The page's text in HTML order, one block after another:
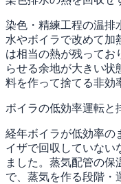
染色・精練工程の温排
水やボイラで改めて加
は相当の熱が残ってお
らせる余地が大きい状
料を作って捨てる非効
ボイラの低効率運転と
経年ボイラが低効率の
イザで回収していない
ました。蒸気配管の保
で、蒸気を作る段階・